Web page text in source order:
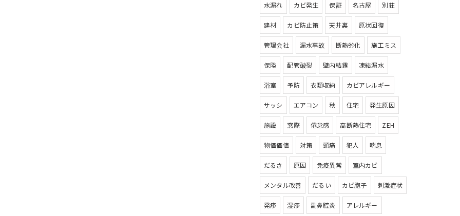
水漏れ カビ発生 保証 名古屋 別荘
建材 カビ防止策 天井裏 原状回復
管理会社 漏水事故 断熱劣化 施工ミス
保険 配管破裂 壁内結露 凍結漏水
浴室 予防 衣類収納 カビアレルギー
サッシ エアコン 秋 住宅 発生原因
施設 窓際 倦怠感 高断熱住宅 ZEH
物価価値 対策 頭痛 犯人 喘息
だるさ 原因 免疫異常 室内カビ
メンタル改善 だるい カビ胞子 刺激症状
発疹 湿疹 副鼻腔炎 アレルギー